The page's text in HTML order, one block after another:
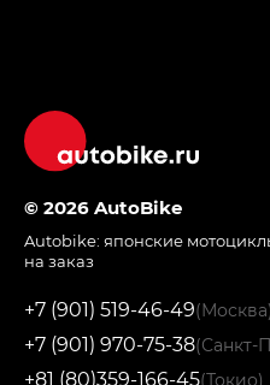
© 2026 AutoBike
Autobike: японские
на заказ
+7 (901) 519-46-49(Москва)
+7 (901) 970-75-38(Санкт-
+81 (80)359-166-45(Токио)